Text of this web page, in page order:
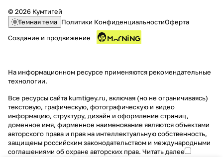
© 2026 Кумтигей
Темная тема Политики КонфиденциальностиОферта
Создание и продвижение
На информационном ресурсе применяются рекомендательные
технологии.
Все ресурсы сайта kumtigey.ru, включая (но не ограничиваясь)
текстовую, графическую, фотографическую и видео
информацию, структуру, дизайн и оформление страниц,
доменное имя, фирменное наименование являются объектами
авторского права и прав на интеллектуальную собственность,
защищены российским законодательством и международными
соглашениями об охране авторских прав. Читать далее